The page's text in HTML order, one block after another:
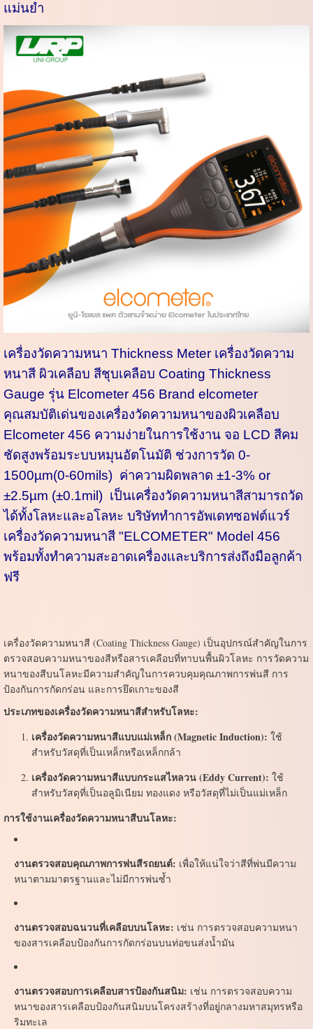
แม่นยำ
เครื่องวัดความหนา Thickness Meter เครื่องวัดความ
หนาสี ผิวเคลือบ สีชุบเคลือบ Coating Thickness
Gauge รุ่น Elcometer 456 Brand elcometer
คุณสมบัติเด่นของเครื่องวัดความหนาของผิวเคลือบ
Elcometer 456 ความง่ายในการใช้งาน จอ LCD สีคม
ชัดสูงพร้อมระบบหมุนอัตโนมัติ ช่วงการวัด 0-
1500µm(0-60mils) ค่าความผิดพลาด ±1-3% or
±2.5µm (±0.1mil) เป็นเครื่องวัดความหนาสีสามารถวัด
ได้ทั้งโลหะและอโลหะ บริษัททำการอัพเดทซอฟต์แวร์
เครื่องวัดความหนาสี "ELCOMETER" Model 456
พร้อมทั้งทำความสะอาดเครื่องเเละบริการส่งถึงมือลูกค้า
ฟรี
เครื่องวัดความหนาสี (Coating Thickness Gauge) เป็นอุปกรณ์สำคัญในการ
ตรวจสอบความหนาของสีหรือสารเคลือบที่ทาบนพื้นผิวโลหะ การวัดความ
หนาของสีบนโลหะมีความสำคัญในการควบคุมคุณภาพการพ่นสี การ
ป้องกันการกัดกร่อน และการยึดเกาะของสี
ประเภทของเครื่องวัดความหนาสีสำหรับโลหะ:
เครื่องวัดความหนาสีแบบแม่เหล็ก (Magnetic Induction): ใช้
สำหรับวัสดุที่เป็นเหล็กหรือเหล็กกล้า
เครื่องวัดความหนาสีแบบกระแสไหลวน (Eddy Current): ใช้
สำหรับวัสดุที่เป็นอลูมิเนียม ทองแดง หรือวัสดุที่ไม่เป็นแม่เหล็ก
การใช้งานเครื่องวัดความหนาสีบนโลหะ:
งานตรวจสอบคุณภาพการพ่นสีรถยนต์: เพื่อให้แน่ใจว่าสีที่พ่นมีความ
หนาตามมาตรฐานและไม่มีการพ่นซ้ำ
งานตรวจสอบฉนวนที่เคลือบบนโลหะ: เช่น การตรวจสอบความหนา
ของสารเคลือบป้องกันการกัดกร่อนบนท่อขนส่งน้ำมัน
งานตรวจสอบการเคลือบสารป้องกันสนิม: เช่น การตรวจสอบความ
หนาของสารเคลือบป้องกันสนิมบนโครงสร้างที่อยู่กลางมหาสมุทรหรือ
ริมทะเล